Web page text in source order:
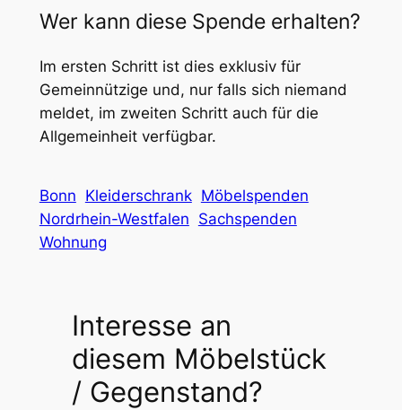
Wer kann diese Spende erhalten?
Im ersten Schritt ist dies exklusiv für
Gemeinnützige und, nur falls sich niemand
meldet, im zweiten Schritt auch für die
Allgemeinheit verfügbar.
Bonn Kleiderschrank Möbelspenden
Nordrhein-Westfalen Sachspenden
Wohnung
Interesse an
diesem Möbelstück
/ Gegenstand?